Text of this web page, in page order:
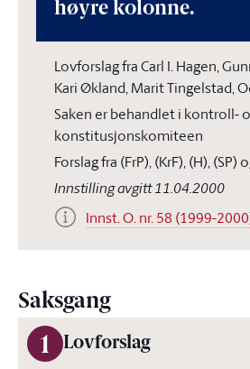
høyre kolonne.
Lovforslag fra Carl I. Hagen,
Kari Økland, Marit Tingelstad,
Saken er behandlet i kontroll-
konstitusjonskomiteen
Forslag fra (FrP), (KrF), (H), (SP)
Innstilling avgitt 11.04.2000
Innst. O. nr. 58 (1999-
Saksgang
1 Lovforslag